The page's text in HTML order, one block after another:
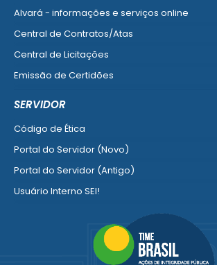
Alvará - informações e serviços online
Central de Contratos/Atas
Central de Licitações
Emissão de Certidões
SERVIDOR
Código de Ética
Portal do Servidor (Novo)
Portal do Servidor (Antigo)
Usuário Interno SEI!
Portal do Segurado